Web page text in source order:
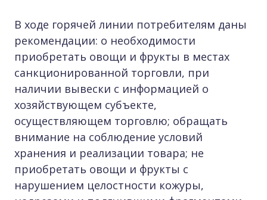
В ходе горячей линии потребителям даны
рекомендации: о необходимости
приобретать овощи и фрукты в местах
санкционированной торговли, при
наличии вывески с информацией о
хозяйствующем субъекте,
осуществляющем торговлю; обращать
внимание на соблюдение условий
хранения и реализации товара; не
приобретать овощи и фрукты с
нарушением целостности кожуры,